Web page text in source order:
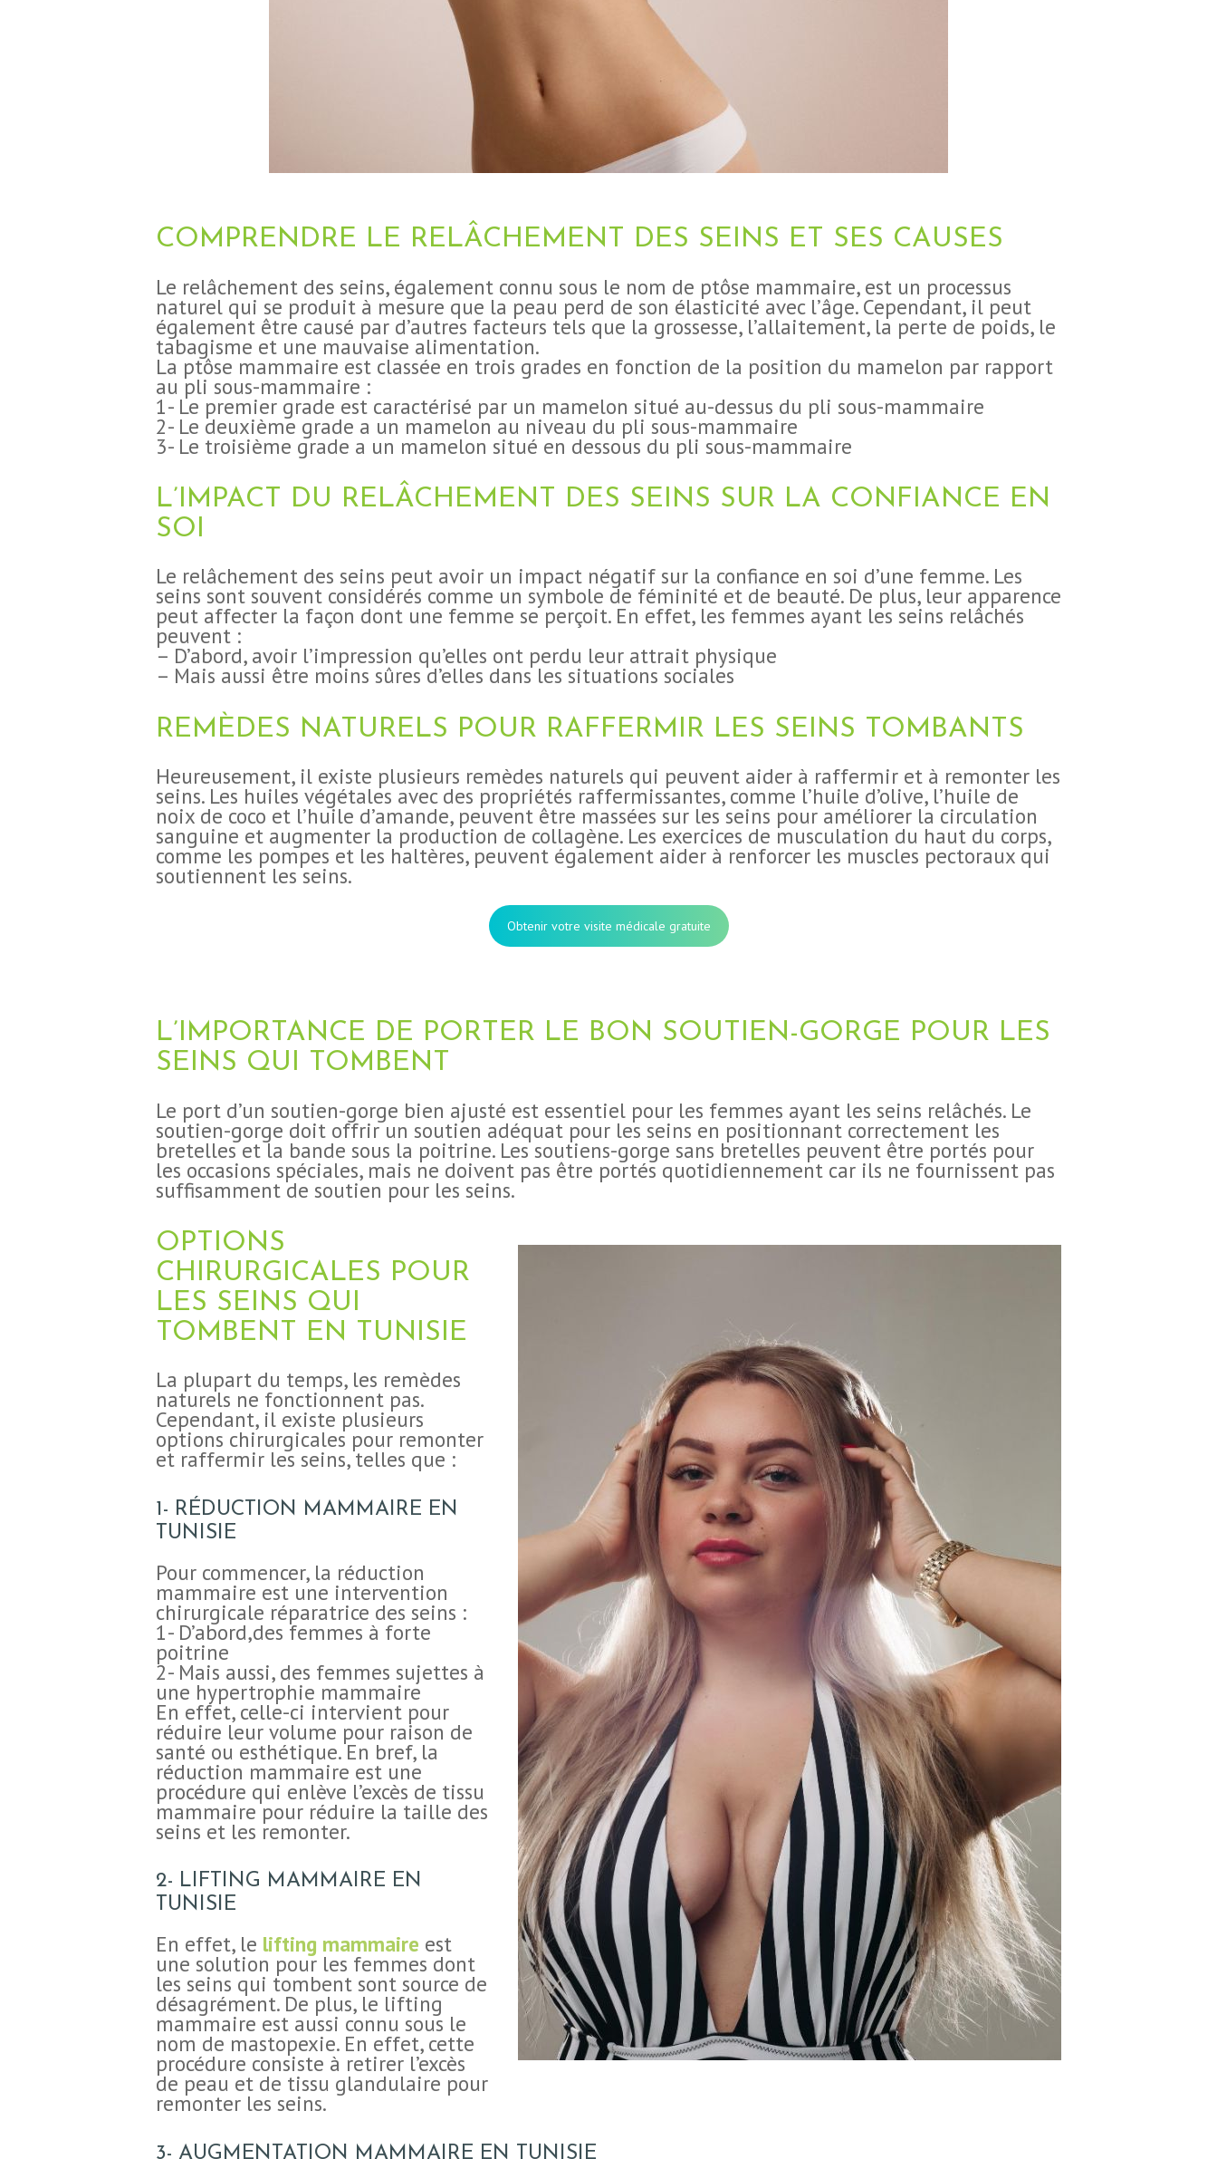
CHIRURGIE
ESTHÉTIQUE
INTERVENTIONS
A PROPOS
DEMANDE DE
COMPRENDRE LE RELÂCHEMENT DES SEINS ET SES CAUSES
Le relâchement des seins, également connu sous le nom de ptôse mammaire, est un processus
naturel qui se produit à mesure que la peau perd de son élasticité avec l’âge. Cependant, il peut
également être causé par d’autres facteurs tels que la grossesse, l’allaitement, la perte de poids, le
tabagisme et une mauvaise alimentation.
La ptôse mammaire est classée en trois grades en fonction de la position du mamelon par rapport
au pli sous-mammaire :
1- Le premier grade est caractérisé par un mamelon situé au-dessus du pli sous-mammaire
2- Le deuxième grade a un mamelon au niveau du pli sous-mammaire
3- Le troisième grade a un mamelon situé en dessous du pli sous-mammaire
L’IMPACT DU RELÂCHEMENT DES SEINS SUR LA CONFIANCE EN
SOI
Le relâchement des seins peut avoir un impact négatif sur la confiance en soi d’une femme. Les
seins sont souvent considérés comme un symbole de féminité et de beauté. De plus, leur apparence
peut affecter la façon dont une femme se perçoit. En effet, les femmes ayant les seins relâchés
peuvent :
– D’abord, avoir l’impression qu’elles ont perdu leur attrait physique
– Mais aussi être moins sûres d’elles dans les situations sociales
REMÈDES NATURELS POUR RAFFERMIR LES SEINS TOMBANTS
Heureusement, il existe plusieurs remèdes naturels qui peuvent aider à raffermir et à remonter les
seins. Les huiles végétales avec des propriétés raffermissantes, comme l’huile d’olive, l’huile de
noix de coco et l’huile d’amande, peuvent être massées sur les seins pour améliorer la circulation
sanguine et augmenter la production de collagène. Les exercices de musculation du haut du corps,
comme les pompes et les haltères, peuvent également aider à renforcer les muscles pectoraux qui
soutiennent les seins.
Obtenir votre visite médicale gratuite
L’IMPORTANCE DE PORTER LE BON SOUTIEN-GORGE POUR LES
SEINS QUI TOMBENT
Le port d’un soutien-gorge bien ajusté est essentiel pour les femmes ayant les seins relâchés. Le
soutien-gorge doit offrir un soutien adéquat pour les seins en positionnant correctement les
bretelles et la bande sous la poitrine. Les soutiens-gorge sans bretelles peuvent être portés pour
les occasions spéciales, mais ne doivent pas être portés quotidiennement car ils ne fournissent pas
suffisamment de soutien pour les seins.
OPTIONS
CHIRURGICALES POUR
LES SEINS QUI
TOMBENT EN TUNISIE
La plupart du temps, les remèdes
naturels ne fonctionnent pas.
Cependant, il existe plusieurs
options chirurgicales pour remonter
et raffermir les seins, telles que :
1- RÉDUCTION MAMMAIRE EN
TUNISIE
Pour commencer, la réduction
mammaire est une intervention
chirurgicale réparatrice des seins :
1- D’abord,des femmes à forte
poitrine
2- Mais aussi, des femmes sujettes à
une hypertrophie mammaire
En effet, celle-ci intervient pour
réduire leur volume pour raison de
santé ou esthétique.En bref, la
réduction mammaire est une
procédure qui enlève l’excès de tissu
mammaire pour réduire la taille des
seins et les remonter.
2- LIFTING MAMMAIRE EN
TUNISIE
En effet, le lifting mammaire est
une solution pour les femmes dont
les seins qui tombent sont source de
désagrément. De plus, le lifting
mammaire est aussi connu sous le
nom de mastopexie. En effet, cette
procédure consiste à retirer l’excès
de peau et de tissu glandulaire pour
remonter les seins.
3- AUGMENTATION MAMMAIRE EN TUNISIE